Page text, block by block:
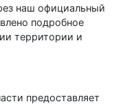
наш официальный
подробное
территории и
предоставляет